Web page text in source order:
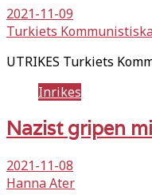
2021-11-09
Turkiets
UTRIKES Turkiets
Inrikes
Nazist gripen
2021-11-08
Hanna Ater